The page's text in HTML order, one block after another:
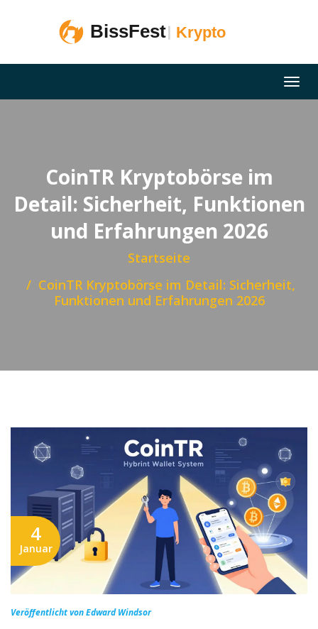
CoinTR Kryptobörse im
Detail: Sicherheit, Funktionen
und Erfahrungen 2026
Startseite
CoinTR Kryptobörse im Detail: Sicherheit,
Funktionen und Erfahrungen 2026
4
Januar
Veröffentlicht von Edward Windsor